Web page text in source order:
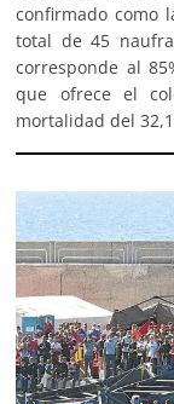
confirmado como
total de 45
corresponde al
que ofrece el
mortalidad del